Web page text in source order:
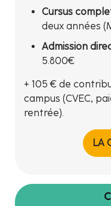
Cursus
deux années
Admission
5.800€
+ 105 € de
campus (CVEC,
rentrée).
LA